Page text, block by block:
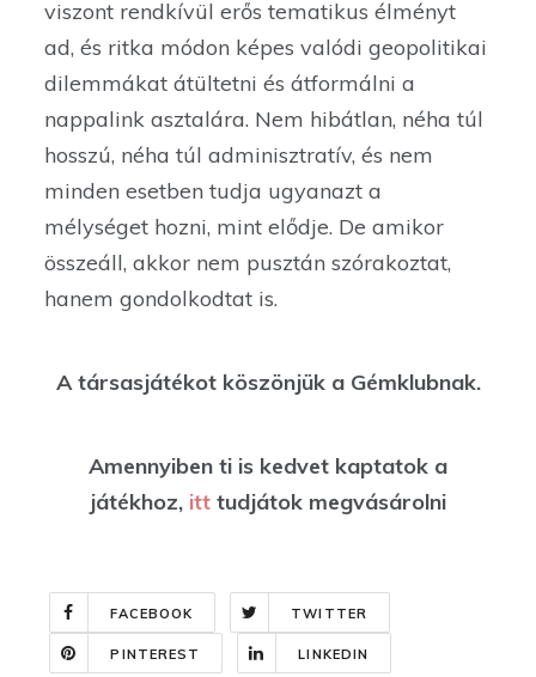
viszont rendkívül erős tematikus élményt
ad, és ritka módon képes valódi geopolitikai
dilemmákat átültetni és átformálni a
nappalink asztalára. Nem hibátlan, néha túl
hosszú, néha túl adminisztratív, és nem
minden esetben tudja ugyanazt a
mélységet hozni, mint elődje. De amikor
összeáll, akkor nem pusztán szórakoztat,
hanem gondolkodtat is.
A társasjátékot köszönjük a Gémklubnak.
Amennyiben ti is kedvet kaptatok a
játékhoz, itt tudjátok megvásárolni
FACEBOOK TWITTER
PINTEREST LINKEDIN